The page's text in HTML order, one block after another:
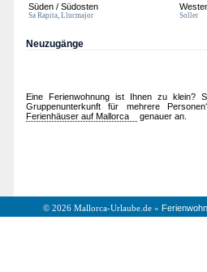
Süden / Südosten
Sa Rapita, Llucmajor Soller
Neuzugänge
Eine Ferienwohnung ist Ihnen zu klein?
Gruppenunterkunft für mehrere
Ferienhäuser auf Mallorca
genauer an.
© 2026 Mallorca-Urlaube.de »